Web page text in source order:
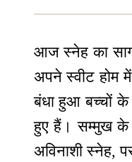
आज स्नेह का
अपने स्वीट होम
बंधा हुआ बच्चों के
हुए हैं। सम्मुख के
अविनाशी स्नेह,